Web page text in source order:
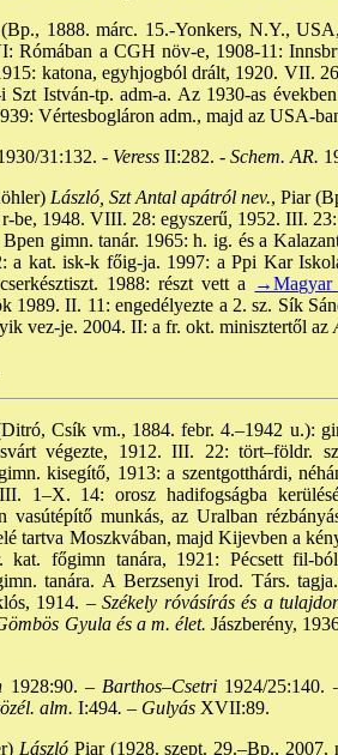
1888. márc. 15.-Yonkers, N.Y.,
Rómában a CGH növ-e, 1908-11:
katona, egyhjogból drált, 1920. VII.
István-tp. adm-a. Az 1930-as
Vértesbogláron adm., majd az USA-
31:132. - Veress II:282. - Schem. AR.
László, Szt Antal apátról nev., Piar
be, 1948. VIII. 28: egyszerű 1952. III.
gimn. tanár. 1965: h. ig. és a
a kat. isk-k főig-ja. 1997: a Ppi Kar
1988: részt vett a
→Magyar
1989. II. 11: engedélyezte a 2. sz. Sík
vez-je. 2004. II: a fr. okt. minisztertől az
Csík vm., 1884. febr. 4.–1942 u.):
végezte, 1912. III. 22: tört–földr.
kisegítő, 1913: a szentgotthárdi,
1–X. 14: orosz hadifogságba
vasútépítő munkás, az Uralban
tartva Moszkvában, majd Kijevben a
kat. főgimn tanára, 1921: Pécsett fil-
tanára. A Berzsenyi Irod. Társ.
1914. –Székely róvásírás és a
Gyula és a m. élet. Jászberény,
1928:90. –Barthos–Csetri 1924/25:140.
alm. I:494. – Gulyás XVII:89.
LászlóPiar (1928. szept. 29.–Bp., 2007.